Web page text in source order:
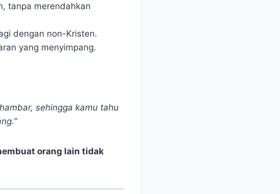
tanpa merendahkan
dengan non-Kristen.
yang menyimpang.
sehingga kamu tahu
orang lain tidak